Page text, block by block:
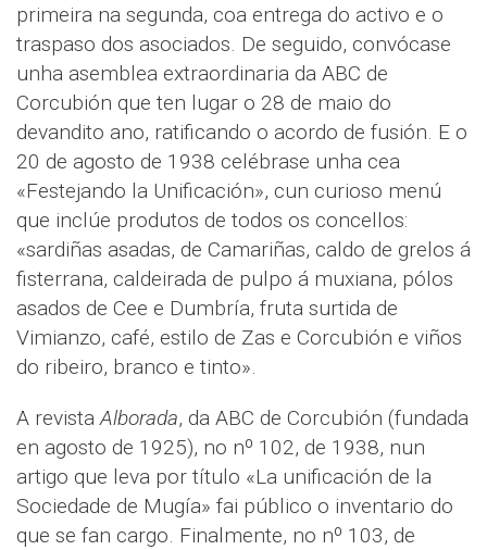
primeira na segunda, coa entrega do activo e o
traspaso dos asociados. De seguido, convócase
unha asemblea extraordinaria da ABC de
Corcubión que ten lugar o 28 de maio do
devandito ano, ratificando o acordo de fusión. E o
20 de agosto de 1938 celébrase unha cea
«Festejando la Unificación», cun curioso menú
que inclúe produtos de todos os concellos:
«sardiñas asadas, de Camariñas, caldo de grelos á
fisterrana, caldeirada de pulpo á muxiana, pólos
asados de Cee e Dumbría, fruta surtida de
Vimianzo, café, estilo de Zas e Corcubión e viños
do ribeiro, branco e tinto».
A revistaAlborada, da ABC de Corcubión (fundada
en agosto de 1925), no nº 102, de 1938, nun
artigo que leva por título «La unificación de la
Sociedade de Mugía» fai público o inventario do
que se fan cargo. Finalmente, no nº 103, de